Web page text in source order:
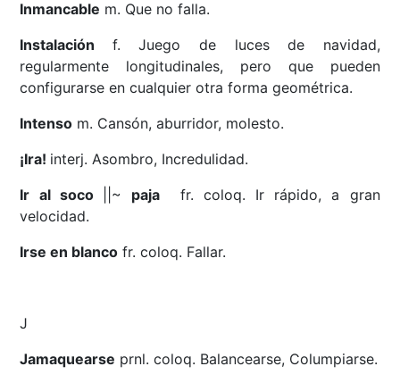
Inmancable m. Que no falla.
Instalación f. Juego de luces de navidad,
regularmente longitudinales, pero que pueden
configurarse en cualquier otra forma geométrica.
Intenso m. Cansón, aburridor, molesto.
¡Ira! interj. Asombro, Incredulidad.
Ir al soco
||~ paja fr. coloq. Ir rápido, a gran
velocidad.
Irse en blanco fr. coloq. Fallar.
J
Jamaquearse prnl. coloq. Balancearse, Columpiarse.